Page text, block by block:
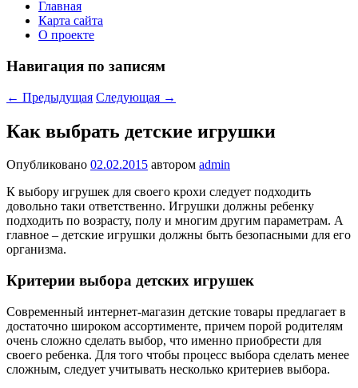
Главная
Карта сайта
О проекте
Навигация по записям
← Предыдущая Следующая →
Как выбрать детские игрушки
Опубликовано 02.02.2015 автором admin
К выбору игрушек для своего крохи следует подходить
довольно таки ответственно. Игрушки должны ребенку
подходить по возрасту, полу и многим другим параметрам. А
главное – детские игрушки должны быть безопасными для его
организма.
Критерии выбора детских игрушек
Современный интернет-магазин детские товары предлагает в
достаточно широком ассортименте, причем порой родителям
очень сложно сделать выбор, что именно приобрести для
своего ребенка. Для того чтобы процесс выбора сделать менее
сложным, следует учитывать несколько критериев выбора.